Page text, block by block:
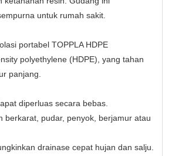
untuk rumah sakit.
portabel TOPPLA HDPE
polyethylene (HDPE), yang tahan
panjang.
diperluas secara bebas.
berkarat, pudar, penyok, berjamur atau
drainase cepat hujan dan salju.